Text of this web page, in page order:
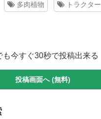
多肉植物 トラクター
も今すぐ30秒で投稿出来る
投稿画面へ (無料)